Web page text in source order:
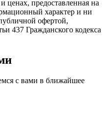
ценах, предоставленная на
характер и ни
офертой,
437 Гражданского кодекса
с вами в ближайшее